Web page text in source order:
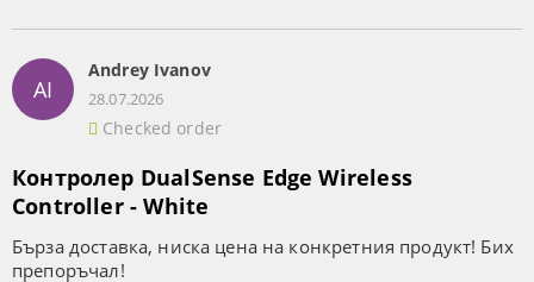
AI
Andrey Ivanov
28.07.2026
Checked order
Контролер DualSense Edge Wireless
Controller - White
Бърза доставка, ниска цена на конкретния продукт! Бих
препоръчал!